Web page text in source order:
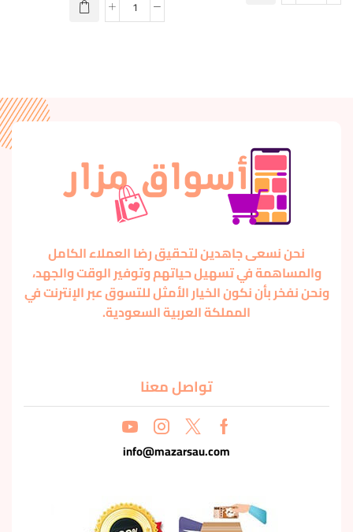
نحن نسعى جاهدين لتحقيق رضا العملاء الكامل
والمساهمة في تسهيل حياتهم وتوفير الوقت والجهد،
ونحن نفخر بأن نكون الخيار الأمثل للتسوق عبر الإنترنت في
المملكة العربية السعودية.
تواصل معنا
info@mazarsau.com